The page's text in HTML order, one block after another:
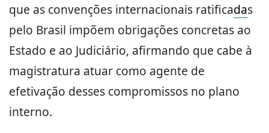
que as convenções internacionais ratificadas
pelo Brasil impõem obrigações concretas ao
Estado e ao Judiciário, afirmando que cabe à
magistratura atuar como agente de
efetivação desses compromissos no plano
interno.